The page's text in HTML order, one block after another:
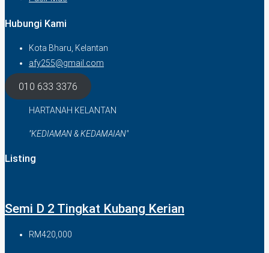
Hubungi Kami
Kota Bharu, Kelantan
afy255@gmail.com
010 633 3376
HARTANAH KELANTAN
"KEDIAMAN & KEDAMAIAN"
Listing
Semi D 2 Tingkat Kubang Kerian
RM420,000